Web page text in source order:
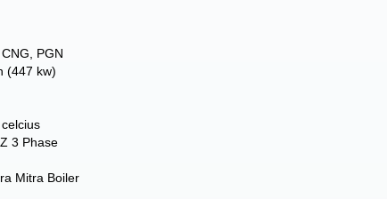
PGN
(447 kw)
3 Phase
Mitra Boiler